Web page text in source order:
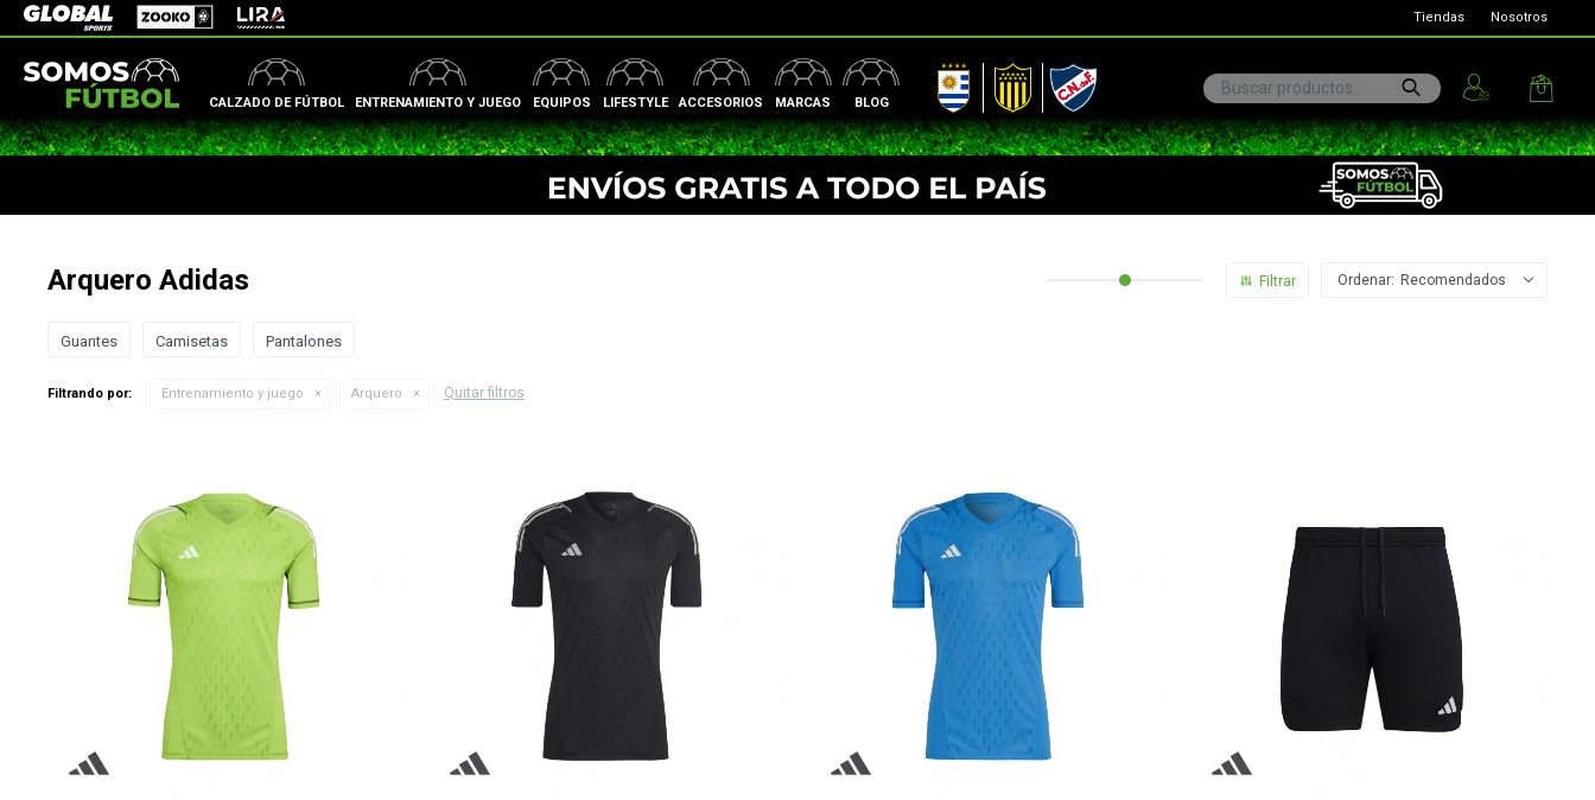
CALZADO DE FÚTBOL ENTRENAMIENTO Y JUEGO EQUIPOS LIFESTYLE ACCESORIOS MARCAS BLOG
AUF Peñarol Nacional
Global Sports Zooko Lira Tiendas Nosotros
Arquero Adidas Recomendados
Guantes Camisetas Pantalones
Filtrando por: Entrenamiento y juego Arquero Quitar filtros